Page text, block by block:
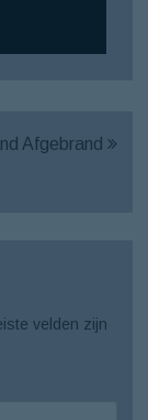
Afgebrand
velden zijn